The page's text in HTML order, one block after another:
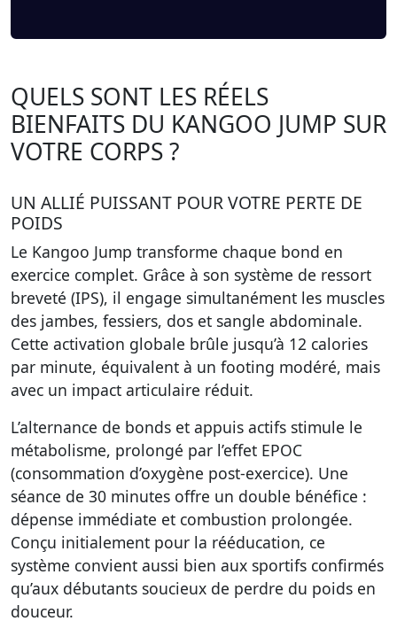
QUELS SONT LES RÉELS
BIENFAITS DU KANGOO JUMP SUR
VOTRE CORPS ?
UN ALLIÉ PUISSANT POUR VOTRE PERTE DE
POIDS
Le Kangoo Jump transforme chaque bond en
exercice complet. Grâce à son système de ressort
breveté (IPS), il engage simultanément les muscles
des jambes, fessiers, dos et sangle abdominale.
Cette activation globale brûle jusqu’à 12 calories
par minute, équivalent à un footing modéré, mais
avec un impact articulaire réduit.
L’alternance de bonds et appuis actifs stimule le
métabolisme, prolongé par l’effet EPOC
(consommation d’oxygène post-exercice). Une
séance de 30 minutes offre un double bénéfice :
dépense immédiate et combustion prolongée.
Conçu initialement pour la rééducation, ce
système convient aussi bien aux sportifs confirmés
qu’aux débutants soucieux de perdre du poids en
douceur.